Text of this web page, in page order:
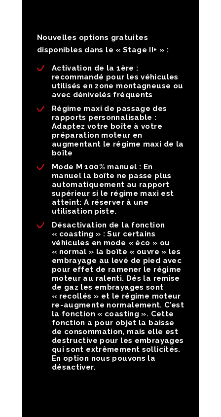
Nouvelles options gratuites
disponibles dans le « Stage II+ » :
Activation de la 1ère :
recommandé pour les véhicules
utilisés en zone montagneuse ou
avec dénivelés fréquents
Régime maxi de passage des
rapports personnalisable :
Adaptez votre boîte à votre
préparation moteur en
augmentant le régime maxi de la
boîte
Mode M 100% manuel : En
manuel la boîte ne passe plus
automatiquement au rapport
supérieur si le régime maxi est
atteint: A réserver à une
utilisation piste.
Désactivation de la fonction
« coasting » : Sur certains
véhicules en mode « éco » ou
« normal » la boîte « ouvre » les
embrayage au levé de pied avec
pour effet de ramener le régime
moteur au ralenti. Dés la remise
de gaz les embrayages sont
« recollés » et le régime moteur
re-augmente normalement. C’est
la fonction « coasting ». Cette
fonction a pour objet la baisse
de consommation, mais elle est
destructive pour les embrayages
qui sont extrêmement sollicités.
En option nous pouvons la
désactiver.